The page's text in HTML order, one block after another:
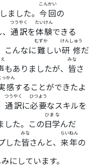
しました。 今回
こんかい
の
通訳
つうやく
を体験
たいけん
できる
こんなに難
むずか
しい研修
けんしゅう
だ
もありましたが、 皆
みな
さ
感
っかん
することができたよ
通訳
つうやく
に必要
ひつよう
なスキルを
した。この日学
ひまな
んだ
した皆
みな
さんと、 来年
らいねん
の
みにしています。